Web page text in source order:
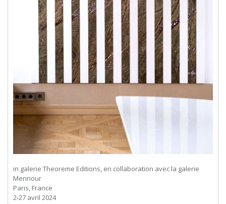
in galerie Theoreme Editions, en collaboration avec la galerie
Mennour
Paris, France
2-27 avril 2024